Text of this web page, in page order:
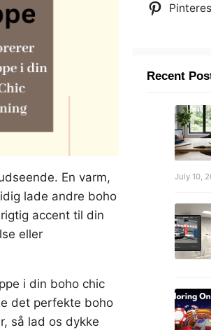
En varm,
lade andre boho
accent til din
eller
i din boho chic
det perfekte boho
så lad os dykke
Recent
July 10,